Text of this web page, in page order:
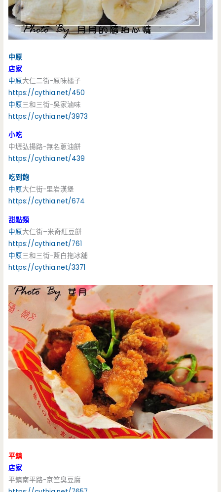
中原
店家
中原大仁二街-原味橘子
https://cythia.net/450
中原三和三街-吳家滷味
https://cythia.net/3973
小吃
中壢弘揚路-無名蔥油餅
https://cythia.net/439
吃到飽
中原大仁街-里岩漢堡
https://cythia.net/674
甜點類
中原大仁街–米奇紅豆餅
https://cythia.net/761
中原三和三街-藍白拖冰舖
https://cythia.net/3371
平鎮
店家
平鎮南平路-京竺臭豆腐